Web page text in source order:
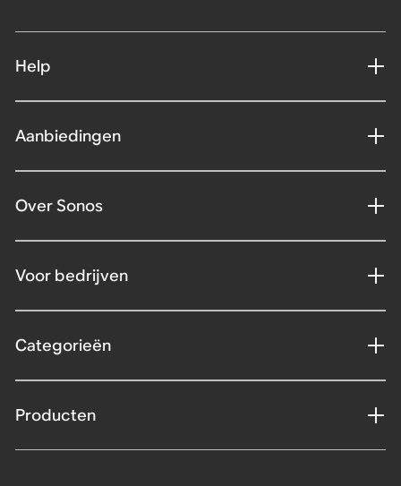
Help
Aanbiedingen
Over Sonos
Voor bedrijven
Categorieën
Producten